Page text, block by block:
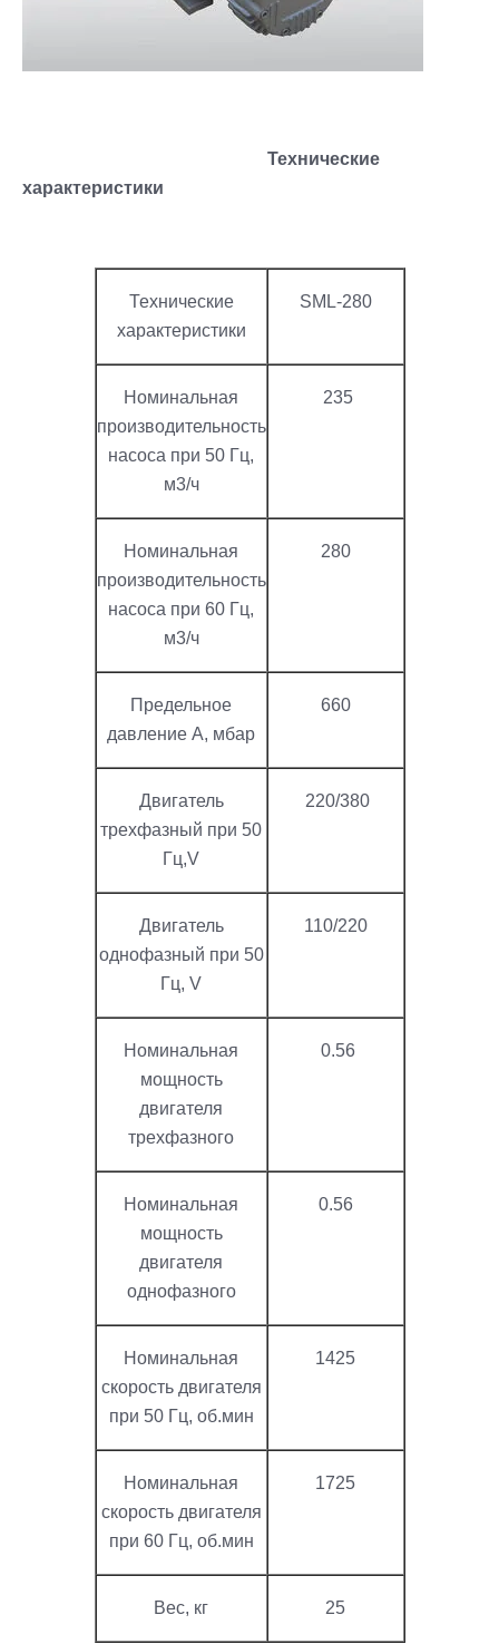
Технические
характеристики
Технические
характеристики
SML-280
Номинальная
производительность
насоса при 50 Гц,
м3/ч
235
Номинальная
производительность
насоса при 60 Гц,
м3/ч
280
Предельное
давление А, мбар
660
Двигатель
трехфазный при 50
Гц,V
220/380
Двигатель
однофазный при 50
Гц, V
110/220
Номинальная
мощность
двигателя
трехфазного
0.56
Номинальная
мощность
двигателя
однофазного
0.56
Номинальная
скорость двигателя
при 50 Гц, об.мин
1425
Номинальная
скорость двигателя
при 60 Гц, об.мин
1725
Вес, кг 25